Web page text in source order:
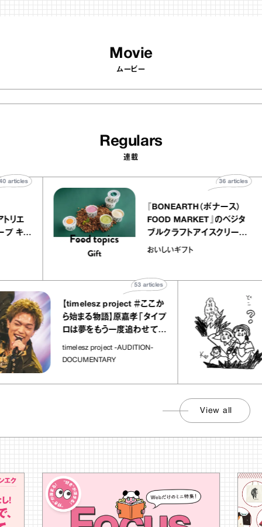
Movie
ムービー
Regulars
連載
リー アトリエ
ルクレープ キャ
40
『BONEARTH（ボナー
FOOD MARKET』のベ
ブルクラフトアイスクリ
｜真野知子の「おいし
おいしいギフト
36
【timelesz project ＃ここか
ら始まる物語】原嘉孝「タイプ
ロは夢をもう一度追わせてく
れた場所」
timelesz project -AUDITION-
DOCUMENTARY
articles
View all